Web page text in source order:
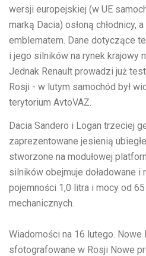
wersji europejskiej (w UE
marką Dacia) osłoną chłodnicy,
emblematem. Dane dotyczące
i jego silników na rynek krajowy
Jednak Renault prowadzi już
Rosji - w lutym samochód był
terytorium AvtoVAZ.
Dacia Sandero i Logan trzeciej
zaprezentowane jesienią
stworzone na modułowej
silników obejmuje doładowane i
pojemności 1,0 litra i mocy od
mechanicznych.
Wiadomości na 16 lutego. Nowe
sfotografowane w Rosji Nowe